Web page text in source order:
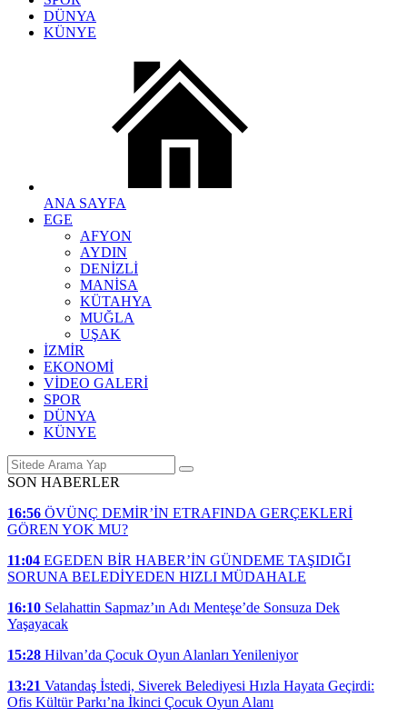
DÜNYA
KÜNYE
ANA SAYFA
EGE
AFYON
AYDIN
DENİZLİ
MANİSA
KÜTAHYA
MUĞLA
UŞAK
İZMİR
EKONOMİ
VİDEO GALERİ
SPOR
DÜNYA
KÜNYE
SON HABERLER
16:56 ÖVÜNÇ DEMİR’İN ETRAFINDA GERÇEKLERİ
GÖREN YOK MU?
11:04 EGEDEN BİR HABER’İN GÜNDEME TAŞIDIĞI
SORUNA BELEDİYEDEN HIZLI MÜDAHALE
16:10 Selahattin Sapmaz’ın Adı Menteşe’de Sonsuza Dek
Yaşayacak
15:28 Hilvan’da Çocuk Oyun Alanları Yenileniyor
13:21 Vatandaş İstedi, Siverek Belediyesi Hızla Hayata Geçirdi:
Ofis Kültür Parkı’na İkinci Çocuk Oyun Alanı